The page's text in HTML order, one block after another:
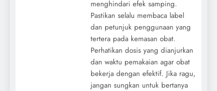
menghindari efek samping.
Pastikan selalu membaca label
dan petunjuk penggunaan yang
tertera pada kemasan obat.
Perhatikan dosis yang dianjurkan
dan waktu pemakaian agar obat
bekerja dengan efektif. Jika ragu,
jangan sungkan untuk bertanya